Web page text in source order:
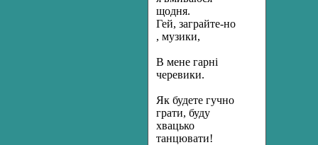
щодня.
Гей, заграйте-но
, музики,
В мене гарні
черевики.
Як будете гучно
грати, буду
хвацько
танцювати!